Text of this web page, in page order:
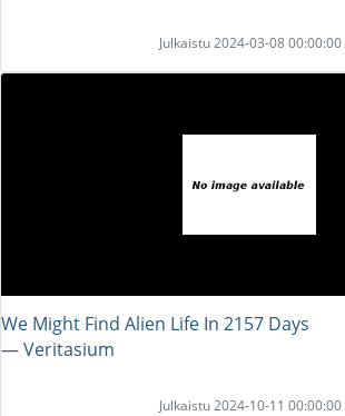
Julkaistu 2024-03-08
We Might Find Alien Life In 2157 Days
― Veritasium
Julkaistu 2024-10-11